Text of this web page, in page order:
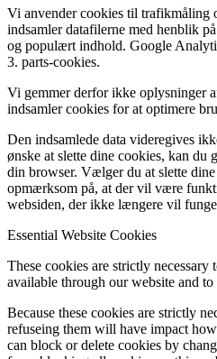
Vi anvender cookies til trafikmåling
indsamler datafilerne med henblik
og populært indhold. Google
3. parts-cookies.
Vi gemmer derfor ikke oplysninger
indsamler cookies for at optimere
Den indsamlede data videregives
ønske at slette dine cookies, kan du
din browser. Vælger du at slette
opmærksom på, at der vil være
websiden, der ikke længere vil
Essential Website Cookies
These cookies are strictly
available through our website and to
Because these cookies are strictly
refuseing them will have impact
can block or delete cookies by